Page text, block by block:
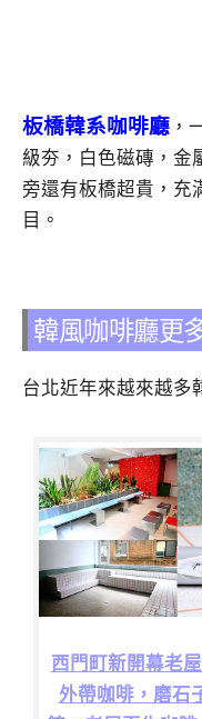
板橋韓系咖啡廳 ，
級夯，白色磁磚，金
旁還有板橋超貴，充
目。
韓風咖啡廳更
台北近年來越來越多
西門町新開幕老
外帶咖啡，磨石